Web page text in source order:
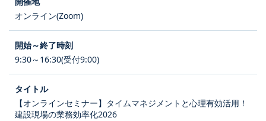
オンライン(Zoom)
9:30～16:30(受付9:00)
【オンラインセミナー】タイムマネジメントと心理有効活用！
建設現場の業務効率化2026